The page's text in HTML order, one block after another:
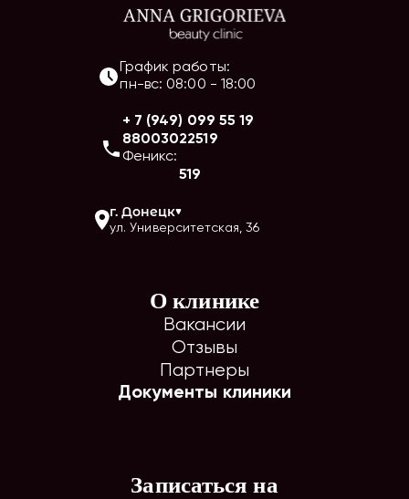
График работы:
пн-вс:08:00 - 18:00
+ 7 (949) 099 55 19
88003022519
Феникс:
519
г. Донецк
ул. Университетская, 36
О клинике
Вакансии
Отзывы
Партнеры
Документы клиники
Записаться на